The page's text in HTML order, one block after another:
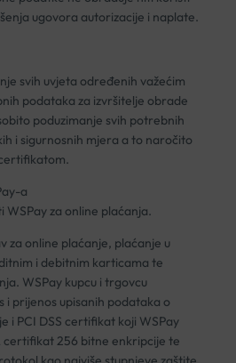
ugovora autorizacije i naplate.
svih uvjeta određenih važećim
podataka za izvršitelje obrade
poduzimanje svih potrebnih
i sigurnosnih mjera a to naročito
a
za online plaćanja.
za online plaćanje, plaćanje u
i debitnim karticama te
WSPay kupcu i trgovcu
i prijenos upisanih podataka o
i PCI DSS certifikat koji WSPay
certifikat 256 bitne enkripcije te